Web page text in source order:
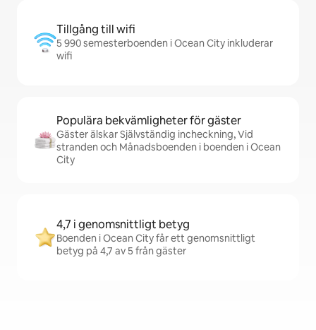
Tillgång till wifi
5 990 semesterboenden i Ocean City inkluderar
wifi
Populära bekvämligheter för gäster
Gäster älskar Självständig incheckning, Vid
stranden och Månadsboenden i boenden i Ocean
City
4,7 i genomsnittligt betyg
Boenden i Ocean City får ett genomsnittligt
betyg på 4,7 av 5 från gäster